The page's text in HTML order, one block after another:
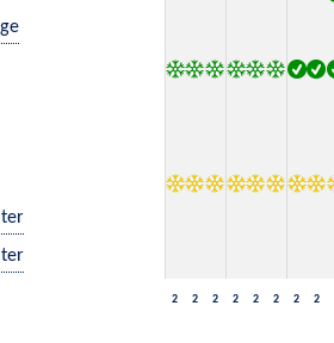
2 2 2 2 2 2 2 2